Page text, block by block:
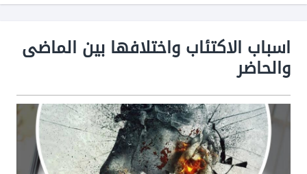
اسباب الاكتئاب واختلافها بين الماضى
والحاضر